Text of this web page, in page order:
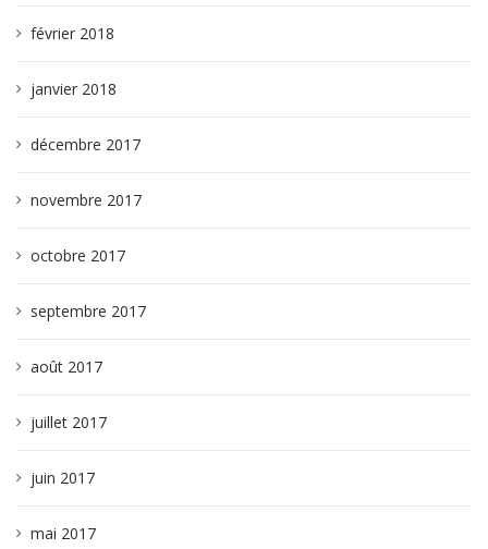
février 2018
janvier 2018
décembre 2017
novembre 2017
octobre 2017
septembre 2017
août 2017
juillet 2017
juin 2017
mai 2017